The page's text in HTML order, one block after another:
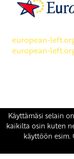
european-
european-